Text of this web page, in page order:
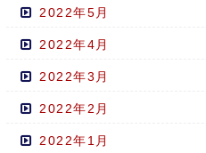
2022年5月
2022年4月
2022年3月
2022年2月
2022年1月